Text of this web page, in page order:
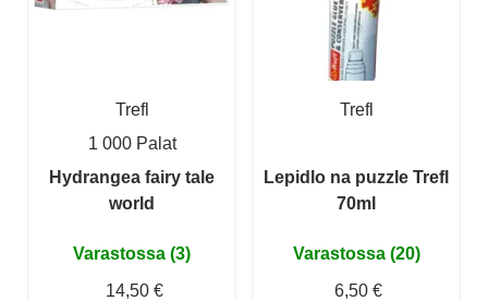
Trefl
1 000 Palat
Hydrangea fairy tale
world
Varastossa (3)
14,50 €
Trefl
Lepidlo na puzzle Trefl
70ml
Varastossa (20)
6,50 €